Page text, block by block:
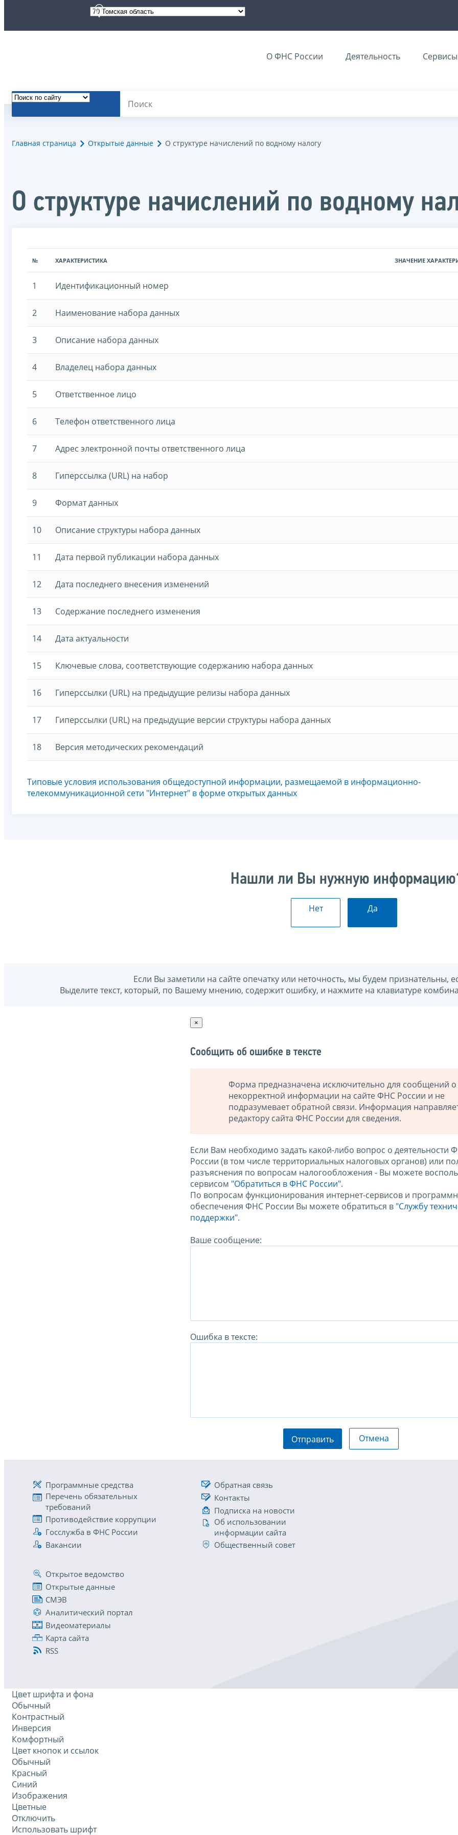
О ФНС России Деятельность Сервисы
Главная страница Открытые данные О структуре начислений по водному налогу
О структуре начислений по водному
№ ХАРАКТЕРИСТИКА ЗНАЧЕНИЕ
1 Идентификационный номер
2 Наименование набора данных
3 Описание набора данных
4 Владелец набора данных
5 Ответственное лицо
6 Телефон ответственного лица
7 Адрес электронной почты ответственного лица
8 Гиперссылка (URL) на набор
9 Формат данных
10 Описание структуры набора данных
11 Дата первой публикации набора данных
12 Дата последнего внесения изменений
13 Содержание последнего изменения
14 Дата актуальности
15 Ключевые слова, соответствующие содержанию набора данных
16 Гиперссылки (URL) на предыдущие релизы набора данных
17 Гиперссылки (URL) на предыдущие версии структуры набора данных
18 Версия методических рекомендаций
Типовые условия использования общедоступной информации, размещаемой в информационно-
телекоммуникационной сети "Интернет" в форме открытых данных
Нашли ли Вы нужную
Нет Да
Если Вы заметили на сайте опечатку или неточность, мы будем признательны,
Выделите текст, который, по Вашему мнению, содержит ошибку, и нажмите на клавиатуре
×
Сообщить об ошибке в тексте
Форма предназначена исключительно для сообщений о
некорректной информации на сайте ФНС России и не
подразумевает обратной связи. Информация
редактору сайта ФНС России для сведения.
Если Вам необходимо задать какой-либо вопрос о деятельности
России (в том числе территориальных налоговых органов) или
разъяснения по вопросам налогообложения - Вы можете
сервисом "Обратиться в ФНС России".
По вопросам функционирования интернет-сервисов и
обеспечения ФНС России Вы можете обратиться в "Службу
поддержки".
Ваше сообщение:
Ошибка в тексте:
Отправить Отмена
Программные средства
Перечень обязательных
требований
Противодействие коррупции
Госслужба в ФНС России
Вакансии
Обратная связь
Контакты
Подписка на новости
Об использовании
информации сайта
Общественный совет
Открытое ведомство
Открытые данные
СМЭВ
Аналитический портал
Видеоматериалы
Карта сайта
RSS
Цвет шрифта и фона
Обычный
Контрастный
Инверсия
Комфортный
Цвет кнопок и ссылок
Обычный
Красный
Синий
Изображения
Цветные
Отключить
Использовать шрифт